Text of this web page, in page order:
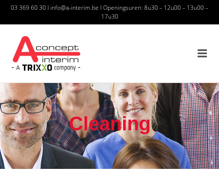
03 369 60 30 I info@a-interim.be I Openingsuren: 8u30 – 12u00 – 13u00 –
17u30
Cleaning